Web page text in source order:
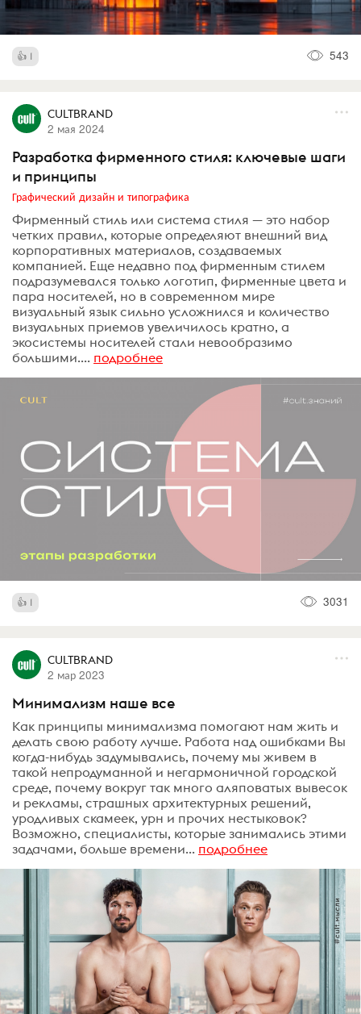
1 543
CULTBRAND
2 мая 2024
Разработка фирменного стиля: ключевые шаги
и принципы
Графический дизайн и типографика
Фирменный стиль или система стиля — это набор
четких правил, которые определяют внешний вид
корпоративных материалов, создаваемых
компанией. Еще недавно под фирменным стилем
подразумевался только логотип, фирменные цвета и
пара носителей, но в современном мире
визуальный язык сильно усложнился и количество
визуальных приемов увеличилось кратно, а
экосистемы носителей стали невообразимо
большими.... подробнее
1 3031
CULTBRAND
2 мар 2023
Минимализм наше все
Как принципы минимализма помогают нам жить и
делать свою работу лучше. Работа над ошибками Вы
когда-нибудь задумывались, почему мы живем в
такой непродуманной и негармоничной городской
среде, почему вокруг так много аляповатых вывесок
и рекламы, страшных архитектурных решений,
уродливых скамеек, урн и прочих нестыковок?
Возможно, специалисты, которые занимались этими
задачами, больше времени... подробнее